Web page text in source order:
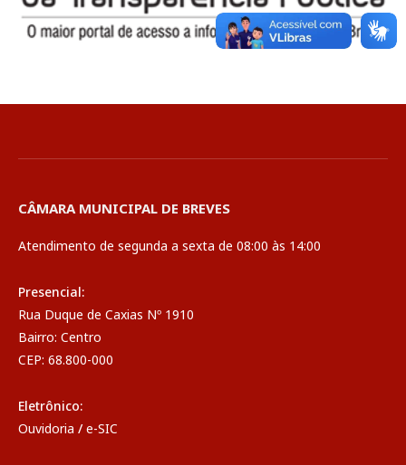
CÂMARA MUNICIPAL DE BREVES
Atendimento de segunda a sexta de 08:00 às 14:00
Presencial:
Rua Duque de Caxias Nº 1910
Bairro: Centro
CEP: 68.800-000
Eletrônico:
Ouvidoria / e-SIC